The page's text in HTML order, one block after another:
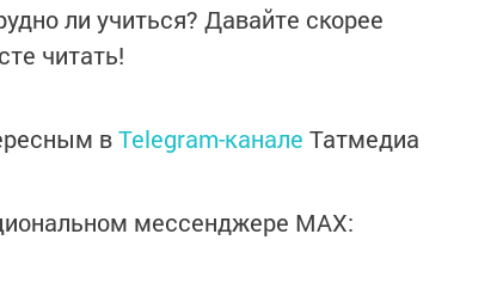
ли учиться? Давайте скорее
читать!
вTelegram-канале Татмедиа
мессенджере MАХ: